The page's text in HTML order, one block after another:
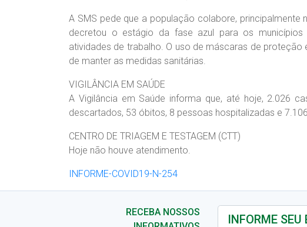
A SMS pede que a população colabore,
decretou o estágio da fase azul para os
atividades de trabalho. O uso de máscaras de
de manter as medidas sanitárias.
VIGILÂNCIA EM SAÚDE
A Vigilância em Saúde informa que, até hoje, 2.026
descartados, 53 óbitos, 8 pessoas hospitalizadas e
CENTRO DE TRIAGEM E TESTAGEM (CTT)
Hoje não houve atendimento.
INFORME-COVID19-N-254
RECEBA NOSSOS